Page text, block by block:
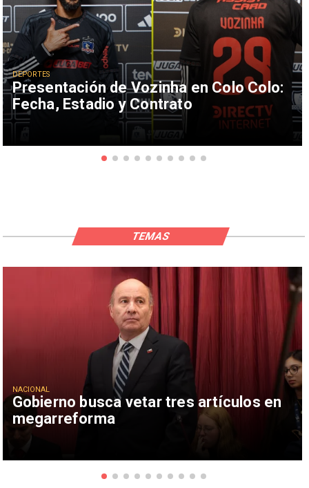
Presentación de Vozinha en Colo Colo:
Fecha, Estadio y Contrato
DEPORTES
Gobierno busca vetar tres artículos en
megarreforma
NACIONAL
TEMAS